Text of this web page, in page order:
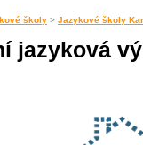
školy > Jazykové školy
jazyková